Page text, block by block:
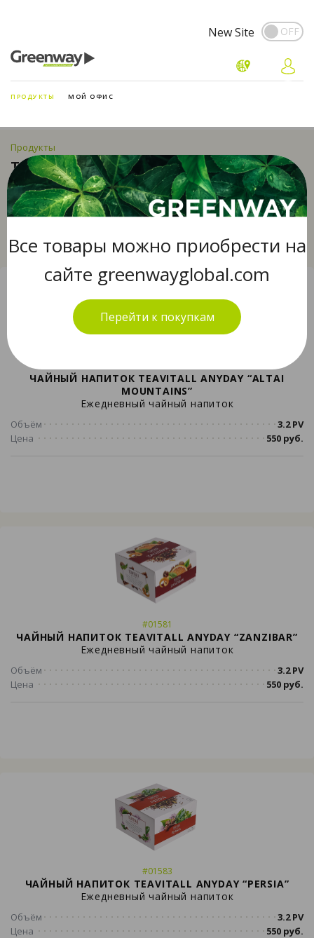
New Site
ПРОДУКТЫ МОЙ ОФИС
Продукты
TEAVITALL
Все товары можно приобрести на
сайте greenwayglobal.com
Перейти к покупкам
ЧАЙНЫЙ НАПИТОК TEAVITALL ANYDAY “ALTAI
MOUNTAINS”
Ежедневный чайный напиток
Объём
3.2 PV
Цена
550 руб.
#01581
ЧАЙНЫЙ НАПИТОК TEAVITALL ANYDAY “ZANZIBAR”
Ежедневный чайный напиток
Объём
3.2 PV
Цена
550 руб.
#01583
ЧАЙНЫЙ НАПИТОК TEAVITALL ANYDAY “PERSIA”
Ежедневный чайный напиток
Объём
3.2 PV
Цена
550 руб.